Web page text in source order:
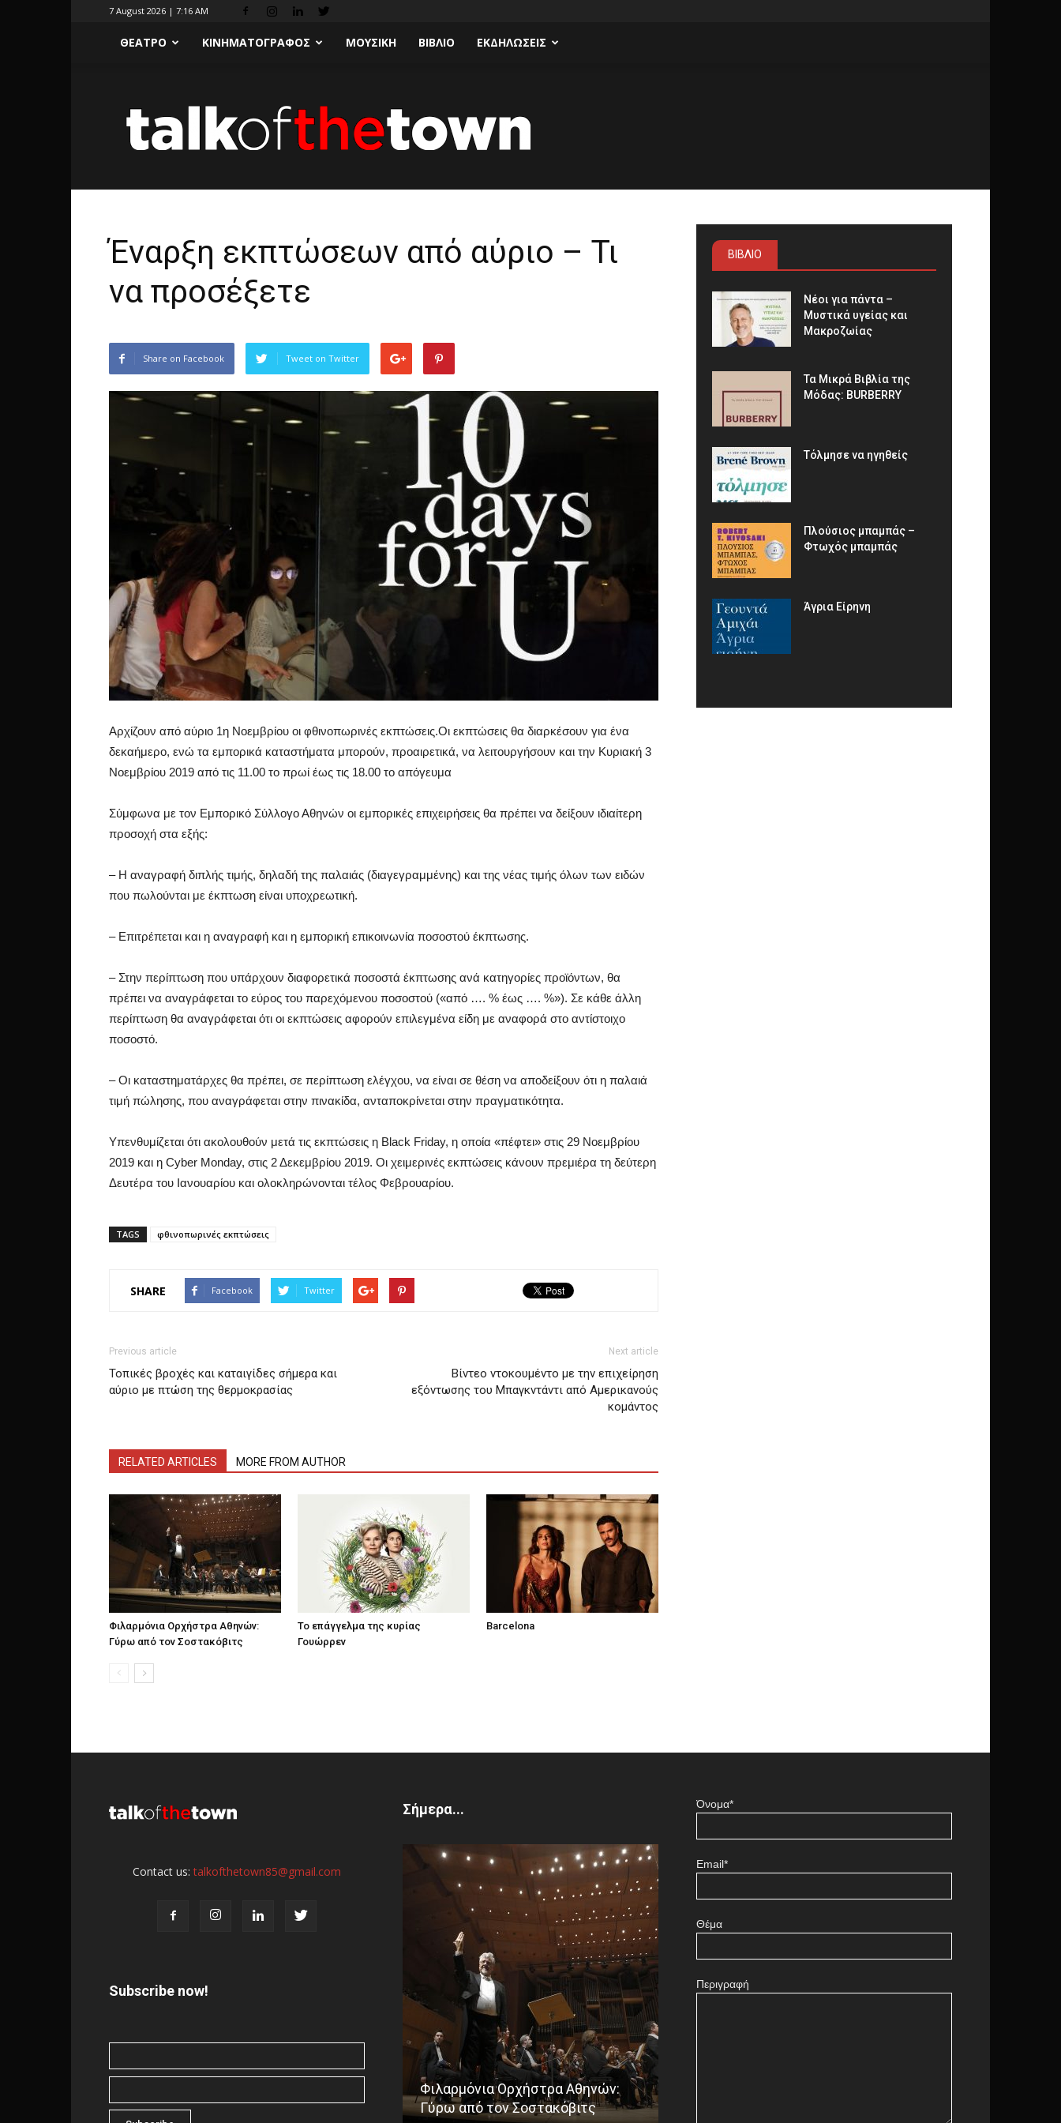
7 August 2026 | 7:16 AM
ΘΕΑΤΡΟ ΚΙΝΗΜΑΤΟΓΡΑΦΟΣ ΜΟΥΣΙΚΗ ΒΙΒΛΙΟ ΕΚΔΗΛΩΣΕΙΣ
Έναρξη εκπτώσεων από αύριο – Τι
να προσέξετε
Share on Facebook Tweet on Twitter
Αρχίζουν από αύριο 1η Νοεμβρίου οι φθινοπωρινές εκπτώσεις.Οι εκπτώσεις θα διαρκέσουν για ένα
δεκαήμερο, ενώ τα εμπορικά καταστήματα μπορούν, προαιρετικά, να λειτουργήσουν και την Κυριακή 3
Νοεμβρίου 2019 από τις 11.00 το πρωί έως τις 18.00 το απόγευμα
Σύμφωνα με τον Εμπορικό Σύλλογο Αθηνών οι εμπορικές επιχειρήσεις θα πρέπει να δείξουν ιδιαίτερη
προσοχή στα εξής:
– Η αναγραφή διπλής τιμής, δηλαδή της παλαιάς (διαγεγραμμένης) και της νέας τιμής όλων των ειδών
που πωλούνται με έκπτωση είναι υποχρεωτική.
– Επιτρέπεται και η αναγραφή και η εμπορική επικοινωνία ποσοστού έκπτωσης.
– Στην περίπτωση που υπάρχουν διαφορετικά ποσοστά έκπτωσης ανά κατηγορίες προϊόντων, θα
πρέπει να αναγράφεται το εύρος του παρεχόμενου ποσοστού («από …. % έως …. %»). Σε κάθε άλλη
περίπτωση θα αναγράφεται ότι οι εκπτώσεις αφορούν επιλεγμένα είδη με αναφορά στο αντίστοιχο
ποσοστό.
– Οι καταστηματάρχες θα πρέπει, σε περίπτωση ελέγχου, να είναι σε θέση να αποδείξουν ότι η παλαιά
τιμή πώλησης, που αναγράφεται στην πινακίδα, ανταποκρίνεται στην πραγματικότητα.
Υπενθυμίζεται ότι ακολουθούν μετά τις εκπτώσεις η Black Friday, η οποία «πέφτει» στις 29 Νοεμβρίου
2019 και η Cyber Monday, στις 2 Δεκεμβρίου 2019. Οι χειμερινές εκπτώσεις κάνουν πρεμιέρα τη δεύτερη
Δευτέρα του Ιανουαρίου και ολοκληρώνονται τέλος Φεβρουαρίου.
TAGS φθινοπωρινές εκπτώσεις
SHARE Facebook Twitter
Previous article
Τοπικές βροχές και καταιγίδες σήμερα και
αύριο με πτώση της θερμοκρασίας
Next article
Βίντεο ντοκουμέντο με την επιχείρηση
εξόντωσης του Μπαγκντάντι από Αμερικανούς
κομάντος
RELATED ARTICLES MORE FROM AUTHOR
Φιλαρμόνια Ορχήστρα Αθηνών:
Γύρω από τον Σοστακόβιτς
Το επάγγελμα της κυρίας
Γουώρρεν
Barcelona
ΒΙΒΛΙΟ
Νέοι για πάντα –
Μυστικά υγείας και
Μακροζωίας
Τα Μικρά Βιβλία της
Μόδας: BURBERRY
Τόλμησε να ηγηθείς
Πλούσιος μπαμπάς –
Φτωχός μπαμπάς
Άγρια Είρηνη
Contact us:talkofthetown85@gmail.com
Subscribe now!
Σήμερα...
Φιλαρμόνια Ορχήστρα Αθηνών:
Γύρω από τον Σοστακόβιτς
Όνομα*
Email*
Θέμα
Περιγραφή